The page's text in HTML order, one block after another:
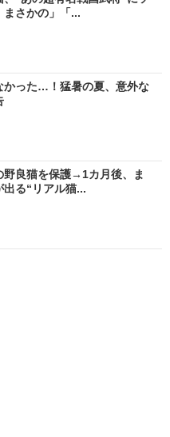
さかの」「...
かった…！猛暑の夏、意外な
野良猫を保護→1カ月後、ま
る“リアル猫...